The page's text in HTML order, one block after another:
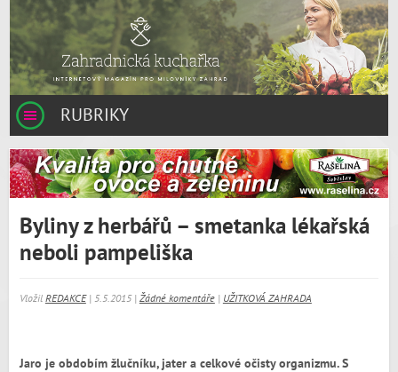
RUBRIKY
Byliny z herbářů – smetanka lékařská
neboli pampeliška
Vložil REDAKCE| 5.5.2015 | Žádné komentáře| UŽITKOVÁ ZAHRADA
Jaro je obdobím žlučníku, jater a celkové očisty organizmu. S